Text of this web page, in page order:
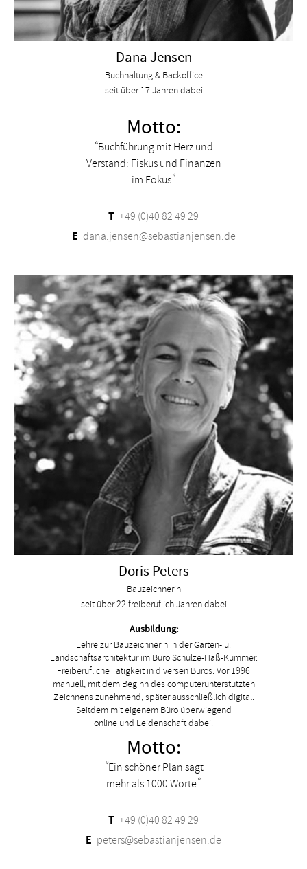
Dana Jensen
Buchhaltung & Backoffice
seit über 17 Jahren dabei
Motto:
Buchführung mit Herz und
Verstand: Fiskus und Finanzen
im Fokus
T +49 (0)40 82 49 29
E dana.jensen@sebastianjensen.de
Doris Peters
Bauzeichnerin
seit über 22 freiberuflich Jahren dabei
Ausbildung:
Lehre zur Bauzeichnerin in der Garten- u.
Landschaftsarchitektur im Büro Schulze-Haß-Kummer.
Freiberufliche Tätigkeit in diversen Büros. Vor 1996
manuell, mit dem Beginn des computerunterstützten
Zeichnens zunehmend, später ausschließlich digital.
Seitdem mit eigenem Büro überwiegend
online und Leidenschaft dabei.
Motto:
Ein schöner Plan sagt
mehr als 1000 Worte
T +49 (0)40 82 49 29
E peters@sebastianjensen.de